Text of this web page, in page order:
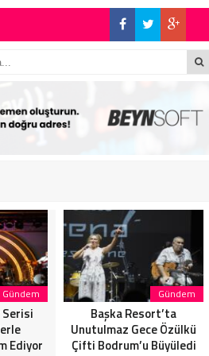
ALKIŞ
SON KEZ
“SON
Gündem
Ediyor
Gündem
Başka Resort’ta
Unutulmaz Gece Özülkü
Çifti Bodrum’u Büyüledi